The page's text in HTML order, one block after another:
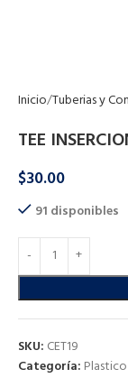
Inicio Tuberias y
TEE
$30.00
91 disponibles
SKU: CET19
Categoría: Plastico